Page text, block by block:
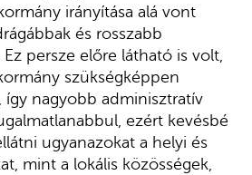
irányítása alá vont
és rosszabb
persze előre látható is volt,
szükségképpen
így nagyobb adminisztratív
ezért kevésbé
ugyanazokat a helyi és
mint a lokális közösségek,